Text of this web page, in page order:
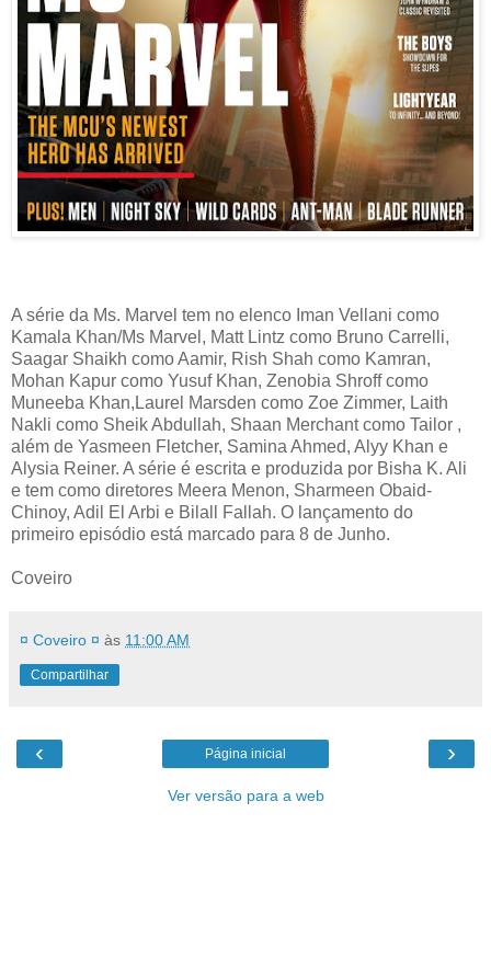
A série da Ms. Marvel tem no elenco Iman Vellani como
Kamala Khan/Ms Marvel, Matt Lintz como Bruno Carrelli,
Saagar Shaikh como Aamir, Rish Shah como Kamran,
Mohan Kapur como Yusuf Khan, Zenobia Shroff como
Muneeba Khan,Laurel Marsden como Zoe Zimmer, Laith
Nakli como Sheik Abdullah, Shaan Merchant como Tailor ,
além de Yasmeen Fletcher, Samina Ahmed, Alyy Khan e
Alysia Reiner. A série é escrita e produzida por Bisha K. Ali
e tem como diretores Meera Menon, Sharmeen Obaid-
Chinoy, Adil El Arbi e Bilall Fallah. O lançamento do
primeiro episódio está marcado para 8 de Junho.
Coveiro
¤ Coveiro ¤ às 11:00 AM
Compartilhar
‹ ›
Página inicial
Ver versão para a web